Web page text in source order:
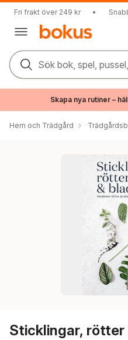
Fri frakt över 249 kr •
Sök bok, spel,
Skapa nya rutiner –
Hem och Trädgård
Sticklingar, rötter